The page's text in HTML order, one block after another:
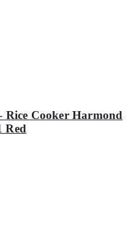
Rice Cooker Harmond
Red